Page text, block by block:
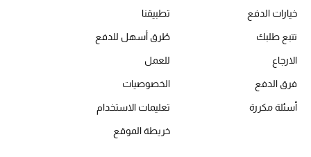
خيارات الدفع
تتبع طلبك
الارجاع
فرق الدفع
أسئلة مكررة
تطبيقنا
طُرق أسهل للدفع
للعمل
الخصوصيات
تعليمات الاستخدام
خريطة الموقع